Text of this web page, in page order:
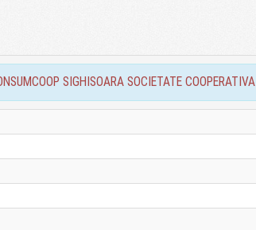
SIGHISOARA SOCIETATE COOPERATIVA